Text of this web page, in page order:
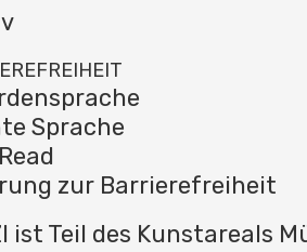
Sprache
zur Barrierefreiheit
ist Teil des Kunstareals